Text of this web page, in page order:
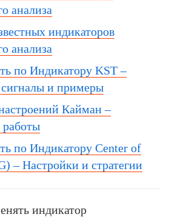
анализа
индикаторов
анализа
по Индикатору KST –
и примеры
Кайман –
работы
по Индикатору Center of
– Настройки и стратегии
индикатор